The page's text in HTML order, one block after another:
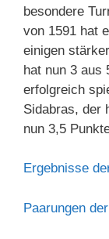
besondere
von 1591 hat
einigen
hat nun 3 aus
erfolgreich
Sidabras, der
nun 3,5
Ergebnisse
Paarungen